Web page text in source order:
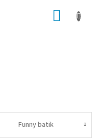
Funny batik